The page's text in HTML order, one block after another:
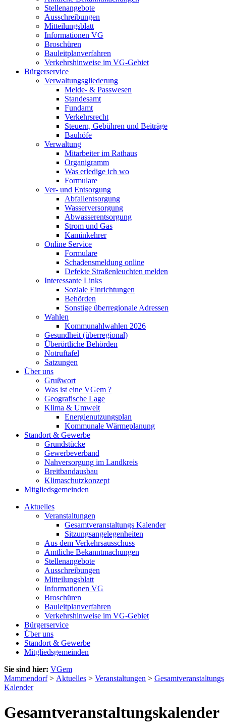
Stellenangebote
Ausschreibungen
Mitteilungsblatt
Informationen VG
Broschüren
Bauleitplanverfahren
Verkehrshinweise im VG-Gebiet
Bürgerservice
Verwaltungsgliederung
Melde- & Passwesen
Standesamt
Fundamt
Verkehrsrecht
Steuern, Gebühren und Beiträge
Bauhöfe
Verwaltung
Mitarbeiter im Rathaus
Organigramm
Was erledige ich wo
Formulare
Ver- und Entsorgung
Abfallentsorgung
Wasserversorgung
Abwasserentsorgung
Strom und Gas
Kaminkehrer
Online Service
Formulare
Schadensmeldung online
Defekte Straßenleuchten melden
Interessante Links
Soziale Einrichtungen
Behörden
Sonstige überregionale Adressen
Wahlen
Kommunahlwahlen 2026
Gesundheit (überregional)
Überörtliche Behörden
Notruftafel
Satzungen
Über uns
Grußwort
Was ist eine VGem ?
Geografische Lage
Klima & Umwelt
Energienutzungsplan
Kommunale Wärmeplanung
Standort & Gewerbe
Grundstücke
Gewerbeverband
Nahversorgung im Landkreis
Breitbandausbau
Klimaschutzkonzept
Mitgliedsgemeinden
Aktuelles
Veranstaltungen
Gesamtveranstaltungs Kalender
Sitzungsangelegenheiten
Aus dem Verkehrsausschuss
Amtliche Bekanntmachungen
Stellenangebote
Ausschreibungen
Mitteilungsblatt
Informationen VG
Broschüren
Bauleitplanverfahren
Verkehrshinweise im VG-Gebiet
Bürgerservice
Über uns
Standort & Gewerbe
Mitgliedsgemeinden
Sie sind hier: VGem
Mammendorf> Aktuelles > Veranstaltungen > Gesamtveranstaltungs
Kalender
Gesamtveranstaltungskalender